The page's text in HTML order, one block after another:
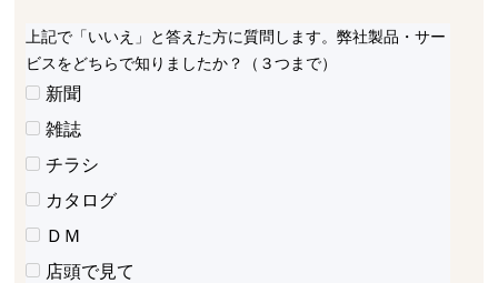
上記で「いいえ」と答えた方に質問します。弊社製品・サー
ビスをどちらで知りましたか？（３つまで）
新聞
雑誌
チラシ
カタログ
ＤＭ
店頭で見て